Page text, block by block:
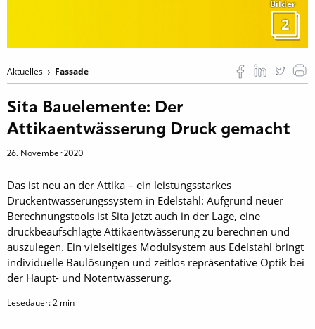
Bilder
2
Aktuelles Fassade
Sita Bauelemente: Der
Attikaentwässerung Druck gemacht
26. November 2020
Das ist neu an der Attika – ein leistungsstarkes
Druckentwässerungssystem in Edelstahl: Aufgrund neuer
Berechnungstools ist Sita jetzt auch in der Lage, eine
druckbeaufschlagte Attikaentwässerung zu berechnen und
auszulegen. Ein vielseitiges Modulsystem aus Edelstahl bringt
individuelle Baulösungen und zeitlos repräsentative Optik bei
der Haupt- und Notentwässerung.
Lesedauer:2 min